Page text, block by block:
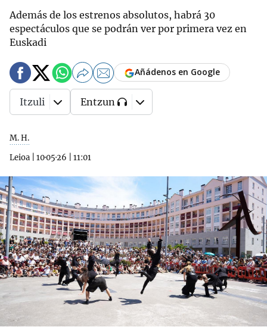
Además de los estrenos absolutos, habrá 30
espectáculos que se podrán ver por primera vez en
Euskadi
M. H.
Leioa
10·05·26 11:01
Añádenos en Google
Itzuli Entzun